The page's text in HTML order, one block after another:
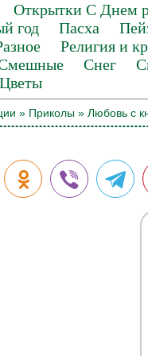
Открытки С Днем
год
Пасха
Религия и
Снег
Цветы
» Приколы » Любовь с